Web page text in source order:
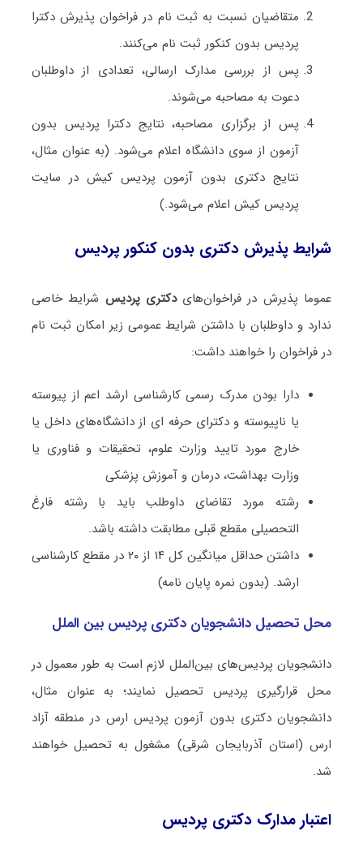
متقاضیان نسبت به ثبت نام در فراخوان پذیرش دکترا
پردیس بدون کنکور ثبت نام می‌کنند.
پس از بررسی مدارک ارسالی، تعدادی از داوطلبان
دعوت به مصاحبه می‌شوند.
پس از برگزاری مصاحبه، نتایج دکترا پردیس بدون
آزمون از سوی دانشگاه اعلام می‌شود. (به عنوان مثال،
نتایج دکتری بدون آزمون پردیس کیش در سایت
پردیس کیش اعلام می‌شود.)
شرایط پذیرش دکتری بدون کنکور پردیس
عموما پذیرش در فراخوان‌هایدکتری پردیس شرایط خاصی
ندارد و داوطلبان با داشتن شرایط عمومی زیر امکان ثبت نام
در فراخوان را خواهند داشت:
دارا بودن مدرک رسمی کارشناسی ارشد اعم از پیوسته
یا ناپیوسته و دکترای حرفه ای از دانشگاه‌های داخل یا
خارج مورد تایید وزارت علوم، تحقیقات و فناوری یا
وزارت بهداشت، درمان و آموزش پزشکی
رشته مورد تقاضای داوطلب باید با رشته فارغ
التحصیلی مقطع قبلی مطابقت داشته باشد.
داشتن حداقل میانگین کل ۱۴ از ۲۰ در مقطع کارشناسی
ارشد. (بدون نمره پایان نامه)
محل تحصیل دانشجویان دکتری پردیس بین الملل
دانشجویان پردیس‌های بین‌الملل لازم است به طور معمول در
محل قرارگیری پردیس تحصیل نمایند؛ به عنوان مثال،
دانشجویان دکتری بدون آزمون پردیس ارس در منطقه آزاد
ارس (استان آذربایجان شرقی) مشغول به تحصیل خواهند
شد.
اعتبار مدارک دکتری پردیس